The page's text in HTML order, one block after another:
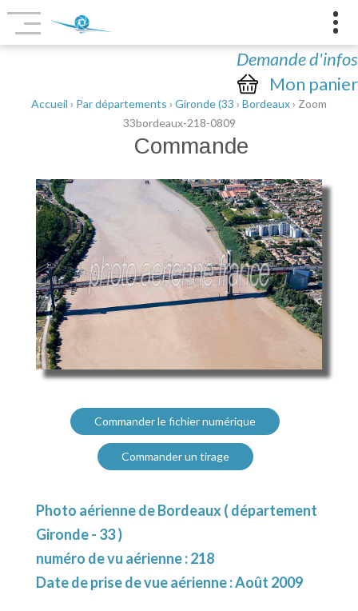
Demande d'infos
Mon panier
Accueil › Par départements › Gironde (33 › Bordeaux› Zoom
33bordeaux-218-0809
Commande
Commander le fichier numérique
Commander un tirage
Photo aérienne de Bordeaux ( département
Gironde - 33 )
numéro de vu aérienne : 218
Date de prise de vue aérienne : Août 2009